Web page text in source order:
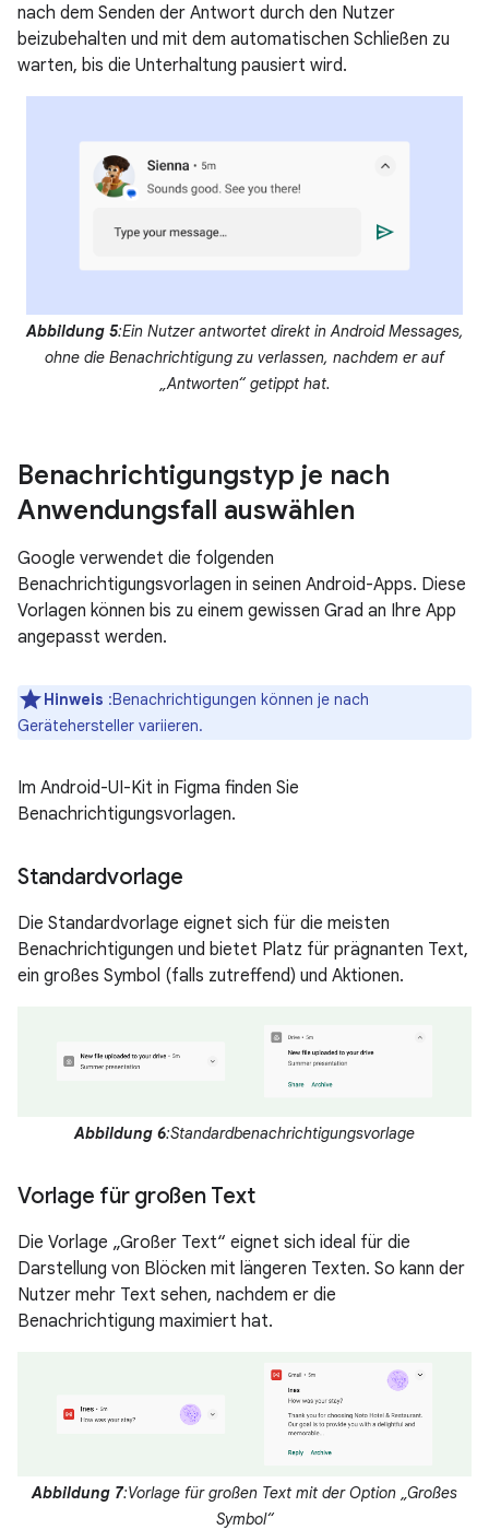
nach dem Senden der Antwort durch den Nutzer
beizubehalten und mit dem automatischen Schließen zu
warten, bis die Unterhaltung pausiert wird.
Abbildung 5:Ein Nutzer antwortet direkt in Android Messages,
ohne die Benachrichtigung zu verlassen, nachdem er auf
„Antworten“ getippt hat.
Benachrichtigungstyp je nach
Anwendungsfall auswählen
Google verwendet die folgenden
Benachrichtigungsvorlagen in seinen Android-Apps. Diese
Vorlagen können bis zu einem gewissen Grad an Ihre App
angepasst werden.
Hinweis :Benachrichtigungen können je nach
Gerätehersteller variieren.
Im Android-UI-Kit in Figma finden Sie
Benachrichtigungsvorlagen.
Standardvorlage
Die Standardvorlage eignet sich für die meisten
Benachrichtigungen und bietet Platz für prägnanten Text,
ein großes Symbol (falls zutreffend) und Aktionen.
Abbildung 6:Standardbenachrichtigungsvorlage
Vorlage für großen Text
Die Vorlage „Großer Text“ eignet sich ideal für die
Darstellung von Blöcken mit längeren Texten. So kann der
Nutzer mehr Text sehen, nachdem er die
Benachrichtigung maximiert hat.
Abbildung 7:Vorlage für großen Text mit der Option „Großes
Symbol“